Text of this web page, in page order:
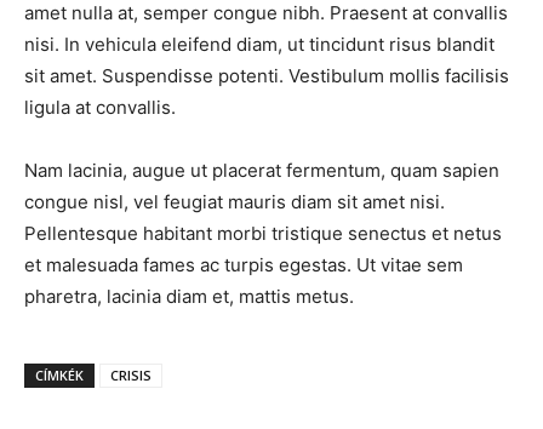
amet nulla at, semper congue nibh. Praesent at convallis
nisi. In vehicula eleifend diam, ut tincidunt risus blandit
sit amet. Suspendisse potenti. Vestibulum mollis facilisis
ligula at convallis.
Nam lacinia, augue ut placerat fermentum, quam sapien
congue nisl, vel feugiat mauris diam sit amet nisi.
Pellentesque habitant morbi tristique senectus et netus
et malesuada fames ac turpis egestas. Ut vitae sem
pharetra, lacinia diam et, mattis metus.
CÍMKÉK CRISIS